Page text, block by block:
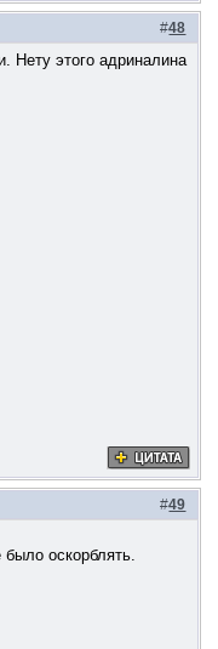
#48
Нету этого адриналина
#49
оскорблять.